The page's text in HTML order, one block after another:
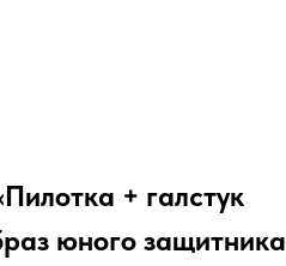
+ галстук
юного защитника